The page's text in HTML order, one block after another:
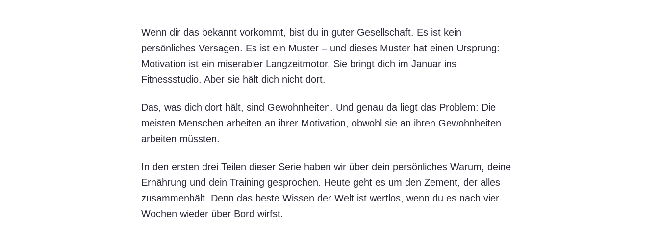
Wenn dir das bekannt vorkommt, bist du in guter Gesellschaft. Es ist kein
persönliches Versagen. Es ist ein Muster – und dieses Muster hat einen Ursprung:
Motivation ist ein miserabler Langzeitmotor. Sie bringt dich im Januar ins
Fitnessstudio. Aber sie hält dich nicht dort.
Das, was dich dort hält, sind Gewohnheiten. Und genau da liegt das Problem: Die
meisten Menschen arbeiten an ihrer Motivation, obwohl sie an ihren Gewohnheiten
arbeiten müssten.
In den ersten drei Teilen dieser Serie haben wir über dein persönliches Warum, deine
Ernährung und dein Training gesprochen. Heute geht es um den Zement, der alles
zusammenhält. Denn das beste Wissen der Welt ist wertlos, wenn du es nach vier
Wochen wieder über Bord wirfst.